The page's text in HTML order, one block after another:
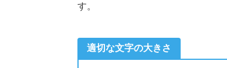
す。
適切な文字の大きさ